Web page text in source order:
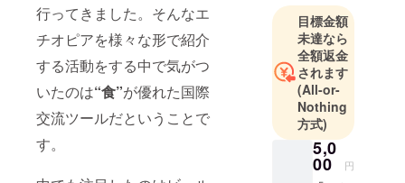
行ってきました。そんなエ
チオピアを様々な形で紹介
する活動をする中で気がつ
いたのは“食”が優れた国際
交流ツールだということで
す。
クラブ 副代
表理事
目標金額
未達なら
全額返金
されます
(All-or-
Nothing
方式)
5,0
00 円